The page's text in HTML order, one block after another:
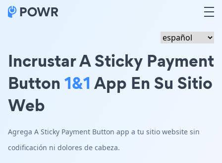
Incrustar A Sticky Payment
Button1&1 App En Su Sitio
Web
Agrega A Sticky Payment Button app a tu sitio website sin
codificación ni dolores de cabeza.